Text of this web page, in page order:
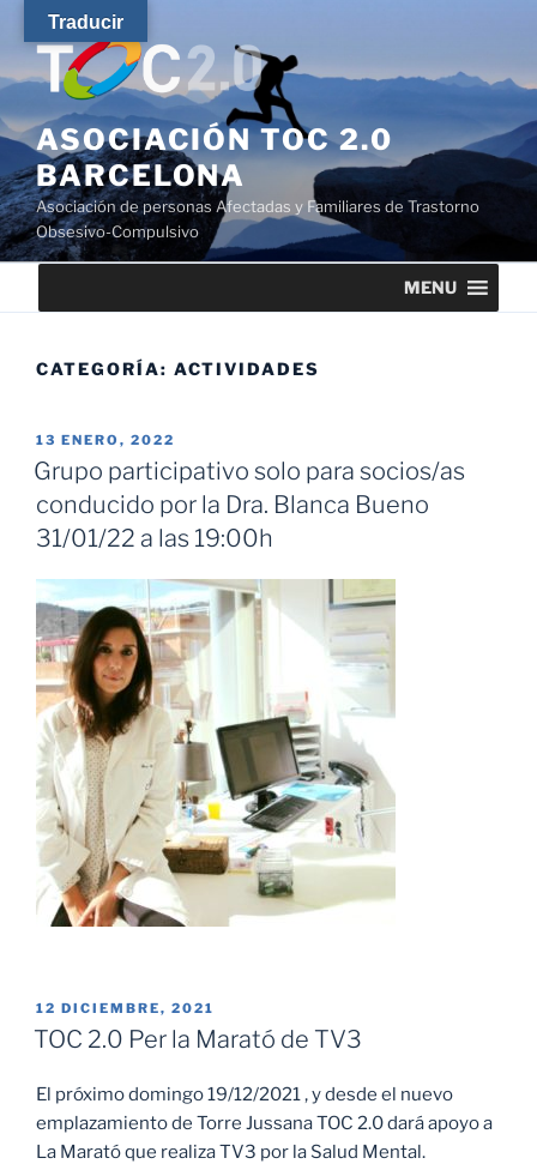
Saltar
contenido
ASOCIACIÓN TOC 2.0
BARCELONA
Asociación de personas Afectadas y Familiares de Trastorno
Obsesivo-Compulsivo
MENU
CATEGORÍA: ACTIVIDADES
PUBLICADO
EL
13 ENERO, 2022
Grupo participativo solo para socios/as
conducido por la Dra. Blanca Bueno
31/01/22 a las 19:00h
PUBLICADO
EL
12 DICIEMBRE, 2021
TOC 2.0 Per la Marató de TV3
El próximo domingo 19/12/2021 , y desde el nuevo
emplazamiento de Torre Jussana TOC 2.0 dará apoyo a
La Marató que realiza TV3 por la Salud Mental.
Traducir